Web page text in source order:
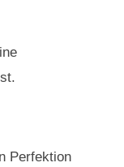
Perfektion